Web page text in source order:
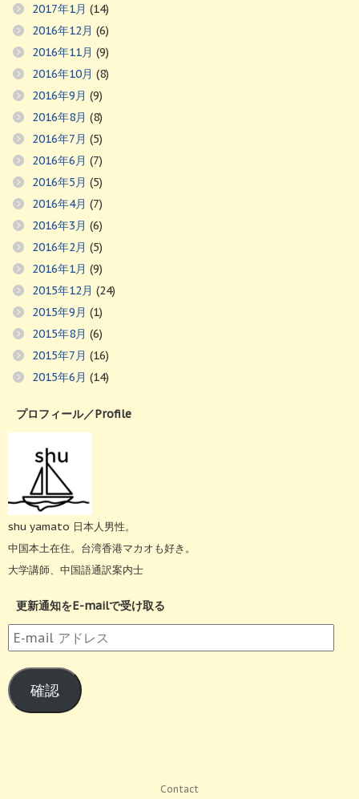
2017年1月 (14)
2016年12月 (6)
2016年11月 (9)
2016年10月 (8)
2016年9月 (9)
2016年8月 (8)
2016年7月 (5)
2016年6月 (7)
2016年5月 (5)
2016年4月 (7)
2016年3月 (6)
2016年2月 (5)
2016年1月 (9)
2015年12月 (24)
2015年9月 (1)
2015年8月 (6)
2015年7月 (16)
2015年6月 (14)
プロフィール／Profile
shu yamato 日本人男性。
中国本土在住。台湾香港マカオも好き。
大学講師、中国語通訳案内士
更新通知をE-mailで受け取る
E-
mail
ア
ド
レ
確認
Contact